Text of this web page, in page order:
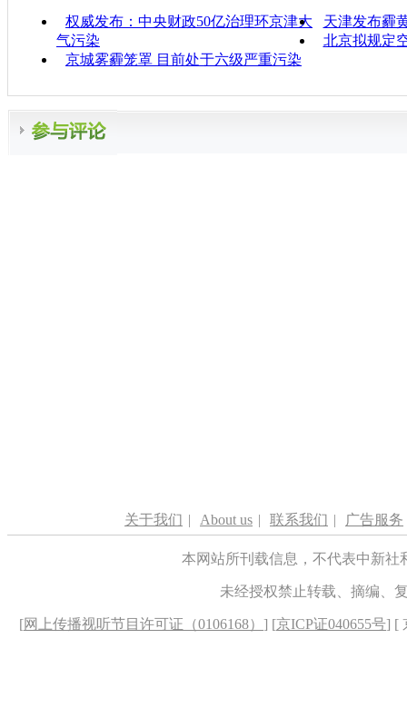
权威发布：中央财政50亿治理环京津大
气污染
天津发布霾
北京拟规定
京城雾霾笼罩 目前处于六级严重污染
关于我们 | About us | 联系我们 | 广告服务
本网站所刊载信息，不代表中新
未经授权禁止转载、摘编、
[网上传播视听节目许可证（0106168） ] [京ICP证040655号] [